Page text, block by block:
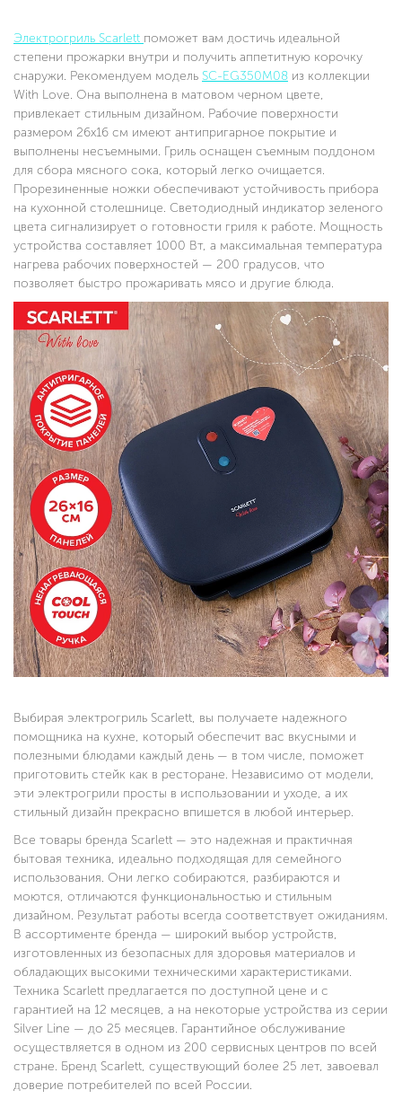
Электрогриль Scarlett поможет вам достичь идеальной
степени прожарки внутри и получить аппетитную корочку
снаружи. Рекомендуем модель SC-EG350M08 из коллекции
With Love. Она выполнена в матовом черном цвете,
привлекает стильным дизайном. Рабочие поверхности
размером 26х16 см имеют антипригарное покрытие и
выполнены несъемными. Гриль оснащен съемным поддоном
для сбора мясного сока, который легко очищается.
Прорезиненные ножки обеспечивают устойчивость прибора
на кухонной столешнице. Светодиодный индикатор зеленого
цвета сигнализирует о готовности гриля к работе. Мощность
устройства составляет 1000 Вт, а максимальная температура
нагрева рабочих поверхностей — 200 градусов, что
позволяет быстро прожаривать мясо и другие блюда.
Выбирая электрогриль Scarlett, вы получаете надежного
помощника на кухне, который обеспечит вас вкусными и
полезными блюдами каждый день — в том числе, поможет
приготовить стейк как в ресторане. Независимо от модели,
эти электрогрили просты в использовании и уходе, а их
стильный дизайн прекрасно впишется в любой интерьер.
Все товары бренда Scarlett — это надежная и практичная
бытовая техника, идеально подходящая для семейного
использования. Они легко собираются, разбираются и
моются, отличаются функциональностью и стильным
дизайном. Результат работы всегда соответствует ожиданиям.
В ассортименте бренда — широкий выбор устройств,
изготовленных из безопасных для здоровья материалов и
обладающих высокими техническими характеристиками.
Техника Scarlett предлагается по доступной цене и с
гарантией на 12 месяцев, а на некоторые устройства из серии
Silver Line — до 25 месяцев. Гарантийное обслуживание
осуществляется в одном из 200 сервисных центров по всей
стране. Бренд Scarlett, существующий более 25 лет, завоевал
доверие потребителей по всей России.